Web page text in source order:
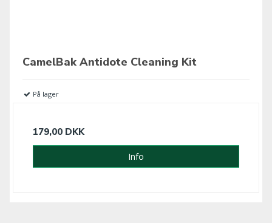
CamelBak Antidote Cleaning Kit
På lager
179,00 DKK
Info